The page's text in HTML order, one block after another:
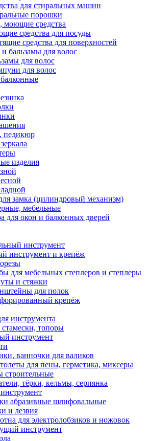
для стиральных машин
порошки
моющие средства
средства для посуды
средства для поверхностей
бальзамы для волос
для волос
для волос
педикюр
изделия
замка (цилиндровый механизм)
мебельные
для окон и балконных дверей
инструмент
инструмент и крепёж
для мебельных степлеров и степлеры
и стяжки
для полок
крепёж
инструмента
топоры
инструмент
ванночки для валиков
для пены, герметика, миксеры
строительные
тёрки, кельмы, серпянка
абразивные шлифовальные
и лезвия
для электролобзиков и ножовок
инструмент